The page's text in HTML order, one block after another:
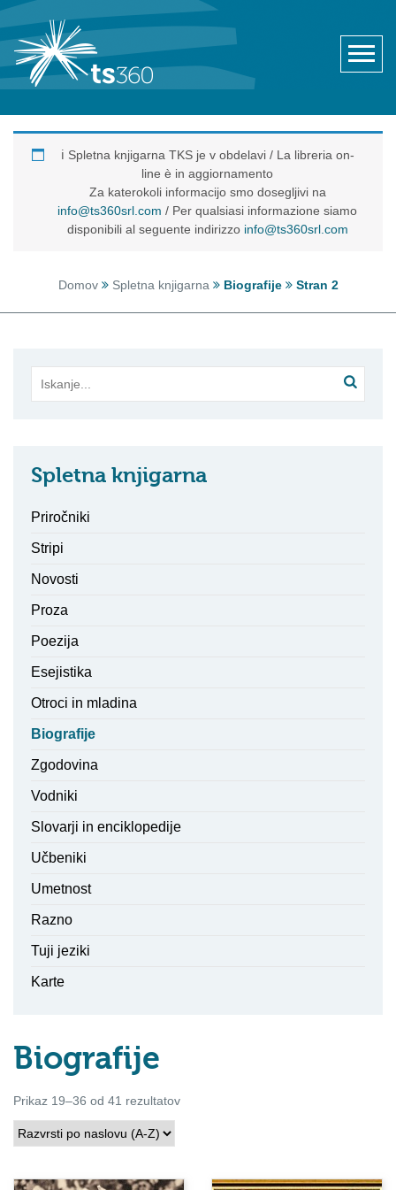
ℹ️ Spletna knjigarna TKS je v obdelavi / La libreria on-
line è in aggiornamento
Za katerokoli informacijo smo dosegljivi na
info@ts360srl.com / Per qualsiasi informazione siamo
disponibili al seguente indirizzo info@ts360srl.com
Domov Spletna knjigarna Biografije Stran 2
Spletna knjigarna
Priročniki
Stripi
Novosti
Proza
Poezija
Esejistika
Otroci in mladina
Biografije
Zgodovina
Vodniki
Slovarji in enciklopedije
Učbeniki
Umetnost
Razno
Tuji jeziki
Karte
Biografije
Prikaz 19–36 od 41 rezultatov